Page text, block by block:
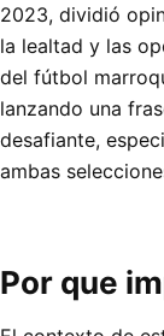
2023, dividió
la lealtad y las
del fútbol
lanzando una
desafiante,
ambas
Por que